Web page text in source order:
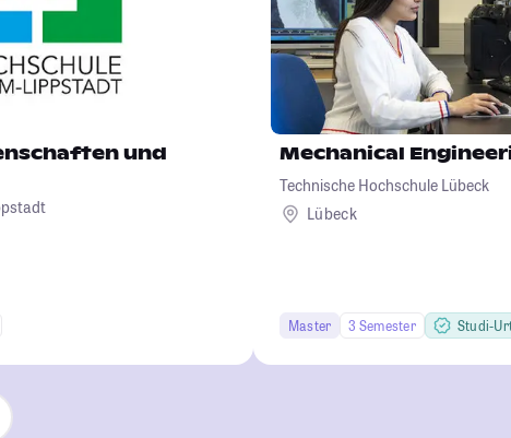
und
Mechanical
Technische Hochschule Lübeck
Lübeck
Master 3 Semester Studi-